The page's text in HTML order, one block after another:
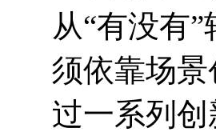
从“有没有
须依靠场
过一系列